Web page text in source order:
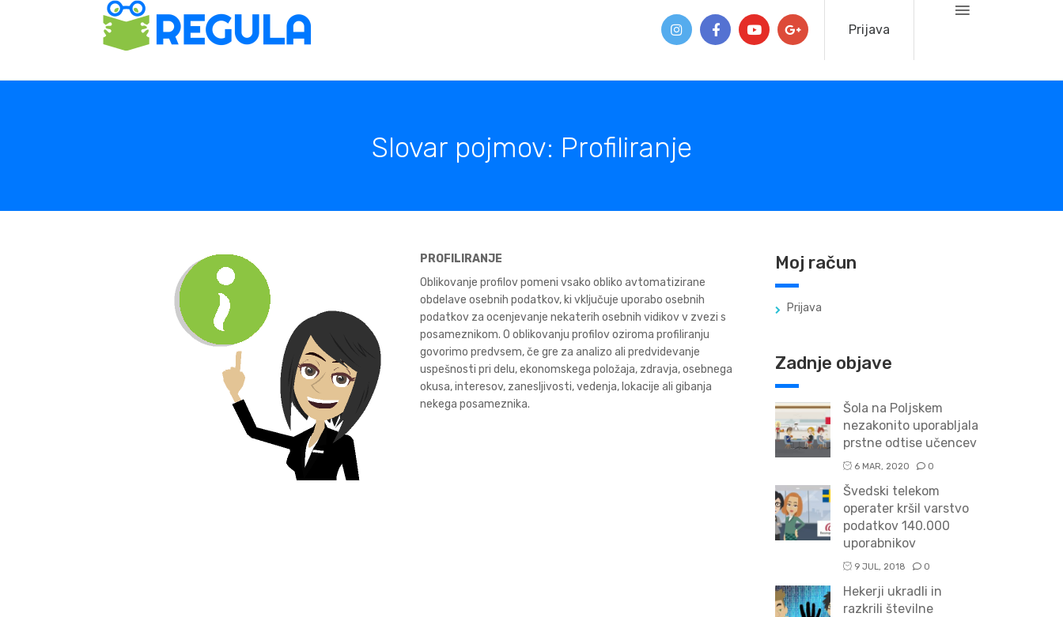
Prijava
Slovar pojmov: Profiliranje
PROFILIRANJE
Oblikovanje profilov pomeni vsako obliko avtomatizirane
obdelave osebnih podatkov, ki vključuje uporabo osebnih
podatkov za ocenjevanje nekaterih osebnih vidikov v zvezi s
posameznikom. O oblikovanju profilov oziroma profiliranju
govorimo predvsem, če gre za analizo ali predvidevanje
uspešnosti pri delu, ekonomskega položaja, zdravja, osebnega
okusa, interesov, zanesljivosti, vedenja, lokacije ali gibanja
nekega posameznika.
Moj račun
Prijava
Zadnje objave
Šola na Poljskem
nezakonito uporabljala
prstne odtise učencev
6 MAR, 2020 0
Švedski telekom
operater kršil varstvo
podatkov 140.000
uporabnikov
9 JUL, 2018 0
Hekerji ukradli in
razkrili številne